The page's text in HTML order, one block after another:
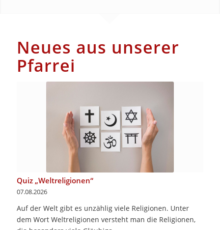
Neues aus unserer
Pfarrei
Quiz „Weltreligionen“
07.08.2026
Auf der Welt gibt es unzählig viele Religionen. Unter
dem Wort Weltreligionen versteht man die Religionen,